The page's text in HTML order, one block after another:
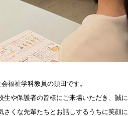
福祉学科教員の須田です。
や保護者の皆様にご来場いただき、誠
さくな先輩たちとお話しするうちに笑顔